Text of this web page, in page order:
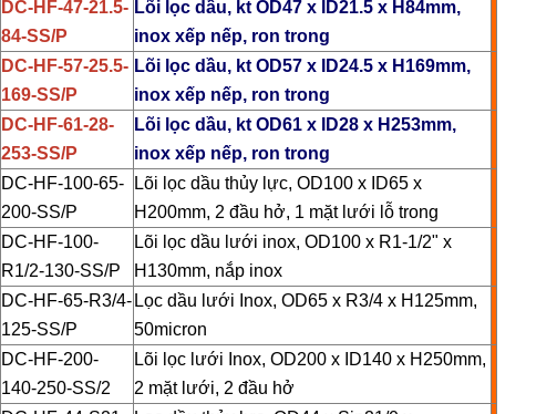
DC-HF-47-21.5-
84-SS/P
Lõi lọc dầu, kt OD47 x ID21.5 x H84mm,
inox xếp nếp, ron trong
DC-HF-57-25.5-
169-SS/P
Lõi lọc dầu, kt OD57 x ID24.5 x H169mm,
inox xếp nếp, ron trong
DC-HF-61-28-
253-SS/P
Lõi lọc dầu, kt OD61 x ID28 x H253mm,
inox xếp nếp, ron trong
DC-HF-100-65-
200-SS/P
Lõi lọc dầu thủy lực, OD100 x ID65 x
H200mm, 2 đầu hở, 1 mặt lưới lỗ trong
DC-HF-100-
R1/2-130-SS/P
Lõi lọc dầu lưới inox, OD100 x R1-1/2" x
H130mm, nắp inox
DC-HF-65-R3/4-
125-SS/P
Lọc dầu lưới Inox, OD65 x R3/4 x H125mm,
50micron
DC-HF-200-
140-250-SS/2
Lõi lọc lưới Inox, OD200 x ID140 x H250mm,
2 mặt lưới, 2 đầu hở
Quặng Đất Hiếm
2023/11/05
Bước
2024/02/28